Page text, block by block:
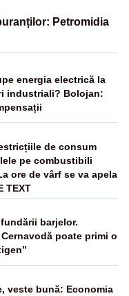
Petromidia
energia electrică la
industriali? Bolojan:
de consum
pe combustibili
ore de vârf se va apela
TEXT
barjelor.
poate primi o
veste bună: Economia